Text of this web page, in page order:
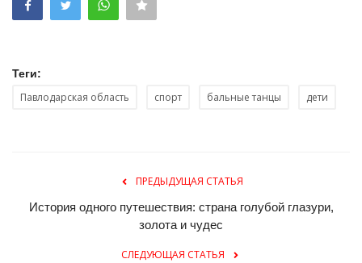
Теги:
Павлодарская область спорт бальные танцы дети
ПРЕДЫДУЩАЯ СТАТЬЯ
История одного путешествия: страна голубой глазури,
золота и чудес
СЛЕДУЮЩАЯ СТАТЬЯ